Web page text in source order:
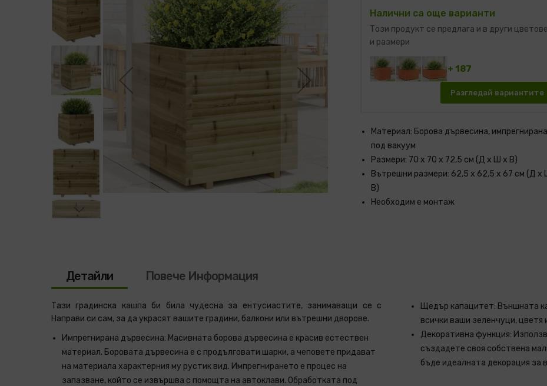
Преминете
снимки
Налични са още варианти
Този продукт се предлага и в други цветове
и размери
+ 187
Разгледай вариантите
Материал: Борова дървесина, импрегнирана
под вакуум
Размери: 70 x 70 x 72,5 см (Д x Ш x В)
Вътрешни размери: 62,5 x 62,5 x 67 см (Д x
В)
Необходим е монтаж
Детайли
Тази градинска кашпа би била чудесна за ентусиастите, занимаващи се с
Направи си сам, за да украсят вашите градини, балкони или вътрешни дворове.
Импрегнирана дървесина: Масивната борова дървесина е красив естествен
материал. Боровата дървесина е с продълговати шарки, а чеповете придават
на материала характерния му рустик вид. Импрегнирането е процес на
запазване, който се извършва с помощта на автоклави. Обработката под
Щедър капацитет: Външната
всички ваши зеленчуци, цветя
Декоративна функция:
създадете своя собствена
бъде идеалната декорация
Повече Информация